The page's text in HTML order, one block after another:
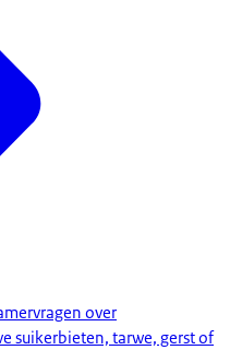
over
suikerbieten, tarwe, gerst of